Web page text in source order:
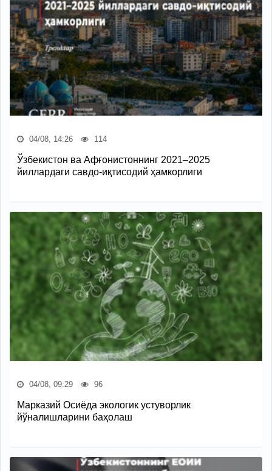
04/08, 14:26 114
Ўзбекистон ва Афғонистоннинг 2021–2025
йиллардаги савдо-иқтисодий ҳамкорлиги
04/08, 09:29 96
Марказий Осиёда экологик устуворлик
йўналишларини баҳолаш